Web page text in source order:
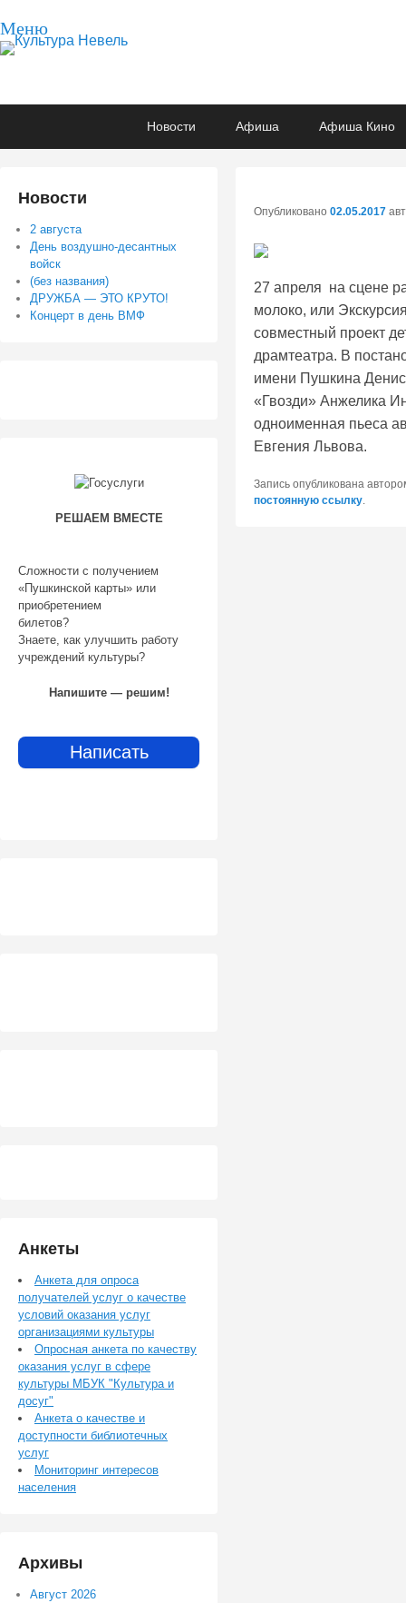
Меню
Культура Невель
Новости Афиша Афиша Кино
Опубликовано 02.05.2017
27 апреля на сцене
молоко, или
совместный проект
драмтеатра. В
имени Пушкина Денис
«Гвозди» Анжелика
одноименная пьеса
Евгения Львова.
Запись опубликована
постоянную ссылку.
Новости
2 августа
День воздушно-десантных
войск
(без названия)
ДРУЖБА — ЭТО КРУТО!
Концерт в день ВМФ
РЕШАЕМ ВМЕСТЕ
Сложности с получением
«Пушкинской карты» или
приобретением
билетов?
Знаете, как улучшить работу
учреждений культуры?
Напишите — решим!
Написать
Анкеты
Анкета для опроса
получателей услуг о качестве
условий оказания услуг
организациями культуры
Опросная анкета по качеству
оказания услуг в сфере
культуры МБУК "Культура и
досуг"
Анкета о качестве и
доступности библиотечных
услуг
Мониторинг интересов
населения
Архивы
Август 2026